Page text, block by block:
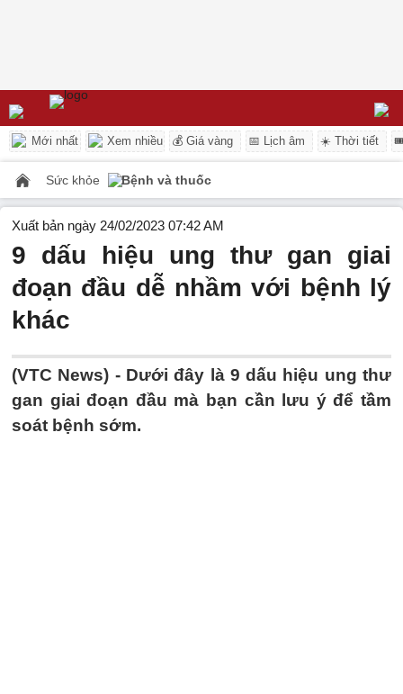
Mới nhất Xem nhiều 💰 Giá vàng 📅 Lịch âm ☀️ Thời tiết
Sức khỏe Bệnh và thuốc
Xuất bản ngày 24/02/2023 07:42 AM
9 dấu hiệu ung thư gan giai
đoạn đầu dễ nhầm với bệnh lý
khác
(VTC News) - Dưới đây là 9 dấu hiệu ung thư
gan giai đoạn đầu mà bạn cần lưu ý để tầm
soát bệnh sớm.